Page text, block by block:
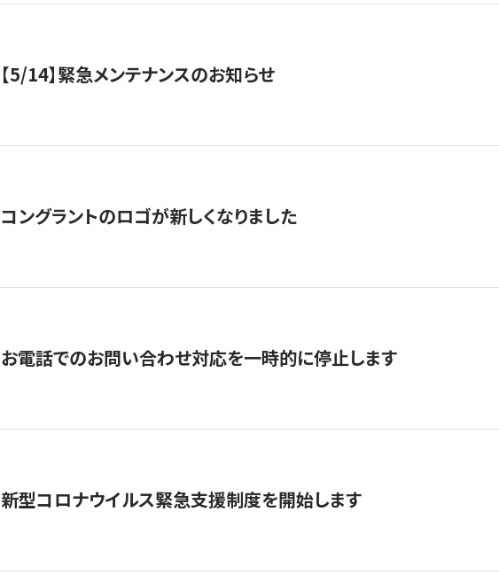
【5/14】緊急メンテナンスのお知らせ
コングラントのロゴが新しくなりました
お電話でのお問い合わせ対応を一時的に停止します
新型コロナウイルス緊急支援制度を開始します